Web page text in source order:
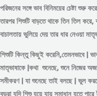
পরিজনের সঙ্গে ভাব বিনিময়ের চেষ্টা শুরু
তারপর শিশুটি বাড়তে থাকে তিন তিল
বাচালতায় ভুলিয়ে দেয় তার ধার নেওয়া
শিশুটি কিন্তু কিছুই করেনি,তেমনভাবে |
মাতৃভাষাকে |কথা শুনেছে, শুনে নিজের
সমীকরণ | যা শুনেছে তাই বলছে | ভুল
বড়রা যদি শিশু হয়ে যায় সমাধান হতে